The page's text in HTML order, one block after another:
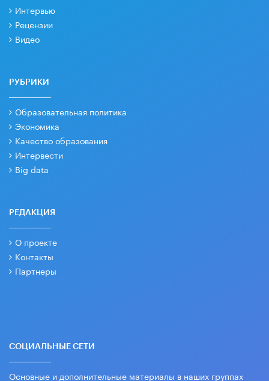
Интервью
Рецензии
Видео
РУБРИКИ
Образовательная политика
Экономика
Качество образования
Интервести
Big data
РЕДАКЦИЯ
О проекте
Контакты
Партнеры
СОЦИАЛЬНЫЕ СЕТИ
Основные и дополнительные материалы в наших группах